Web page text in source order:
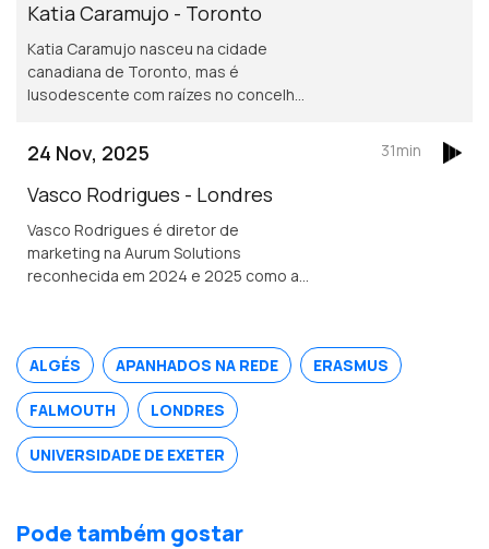
mãos em pessoas que tenham sofrido
um AVC.
Katia Caramujo - Toronto
Katia Caramujo nasceu na cidade
canadiana de Toronto, mas é
lusodescente com raízes no concelho
conselheira das comunidades
portuguesas.
24 Nov, 2025
Vasco Rodrigues - Londres
Vasco Rodrigues é diretor de
marketing na Aurum Solutions
reconhecida em 2024 e 2025 como a
Natural de Valpaços é formado em
engenharia e gestão industrial.
31min
ALGÉS APANHADOS NA REDE ERASMUS
FALMOUTH LONDRES
UNIVERSIDADE DE EXETER
Pode também gostar